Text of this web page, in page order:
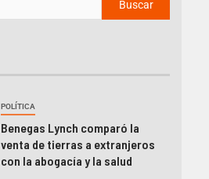
POLÍTICA
Benegas Lynch comparó la
venta de tierras a extranjeros
con la abogacía y la salud